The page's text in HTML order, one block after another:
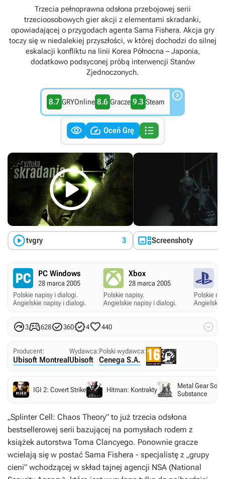
Trzecia pełnoprawna odsłona przebojowej serii
trzecioosobowych gier akcji z elementami skradanki,
opowiadającej o przygodach agenta Sama Fishera. Akcja gry
toczy się w niedalekiej przyszłości, w której dochodzi do silnej
eskalacji konfliktu na linii Korea Północna – Japonia,
dodatkowo podsyconej próbą interwencji Stanów
Zjednoczonych.
8.7 GRYOnline 8.6 Gracze 9.3 Steam 
  Oceń Grę 

tvgry 3 Screenshoty
PC Windows
28 marca 2005
Polskie napisy i dialogi.
Angielskie napisy i dialogi.
Xbox
28 marca 2005
Polskie napisy.
Angielskie napisy i dialogi.
Polskie
Angielskie
36283604440 
Producent:
Ubisoft Montreal
Wydawca:
Ubisoft
Polski wydawca:
Cenega S.A.
IGI 2: Covert Strike Hitman: Kontrakty
Metal Gear
Substance
„Splinter Cell: Chaos Theory” to już trzecia odsłona
bestsellerowej serii bazującej na pomysłach rodem z
książek autorstwa Toma Clancyego. Ponownie gracze
wcielają się w postać Sama Fishera - specjalistę z „grupy
cieni” wchodzącej w skład tajnej agencji NSA (National